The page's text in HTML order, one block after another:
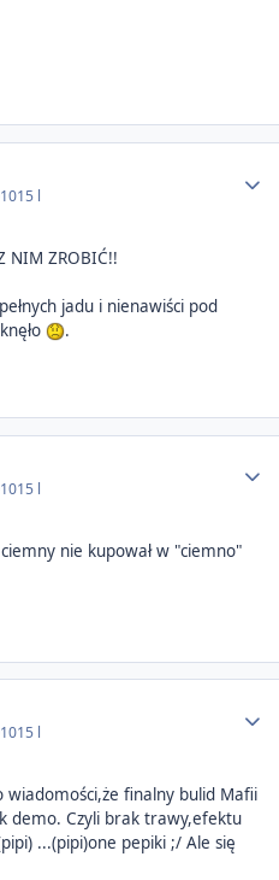
15 l
NIM ZROBIĆ!!
jadu i nienawiści pod
.
15 l
nie kupował w "ciemno"
15 l
wiadomości,że finalny bulid Mafii
demo. Czyli brak trawy,efektu
...(pipi)one pepiki ;/ Ale się